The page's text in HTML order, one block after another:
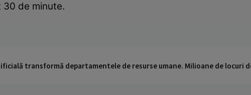
de minute.
transformă departamentele de resurse umane. Milioane de locuri